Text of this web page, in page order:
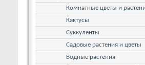
Комнатные цветы и
Кактусы
Суккуленты
Садовые растения и цветы
Водные растения